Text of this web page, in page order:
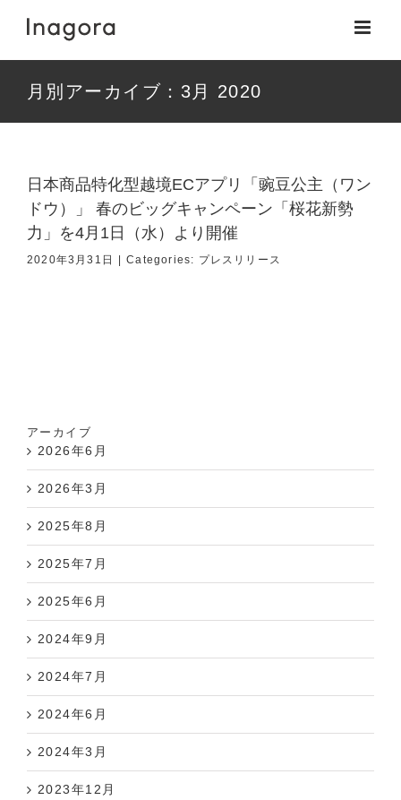
月別アーカイブ： 3月 2020
日本商品特化型越境ECアプリ「豌豆公主（ワン
ドウ）」 春のビッグキャンペーン「桜花新勢
力」を4月1日（水）より開催
2020年3月31日 Categories: プレスリリース
アーカイブ
2026年6月
2026年3月
2025年8月
2025年7月
2025年6月
2024年9月
2024年7月
2024年6月
2024年3月
2023年12月